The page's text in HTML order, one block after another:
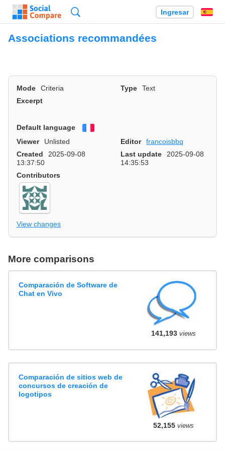
Ingresar
Associations recommandées
Mode Criteria Type
Text
Excerpt
Default language
Viewer
Unlisted Editor
francoisbbq
Created
2025-09-08
13:37:50
Last update
2025-09-08
14:35:53
Contributors
View changes
More comparisons
Comparación de Software de
Chat en Vivo
141,193views
Comparación de sitios web de
concursos de creación de
logotipos
52,155views